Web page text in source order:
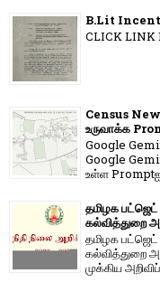
B.Lit
CLICK LINK
Census
உருவாக்க
Google
Google
உள்ள
தமிழக
கல்வித்துறை
தமிழக
கல்வித்துறை
முக்கிய